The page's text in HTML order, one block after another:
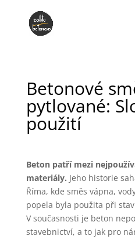
Betonové
pytlované:
použití
Beton patří mezi
materiály. Jeho historie
Říma, kde směs vápna,
popela byla použita při
V současnosti je beton
stavebnictví, a to jak pro